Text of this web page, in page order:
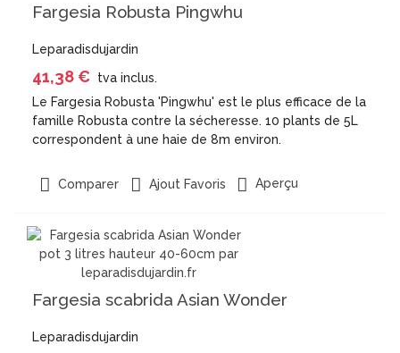
Fargesia Robusta Pingwhu
Leparadisdujardin
41,38 € tva inclus.
Le Fargesia Robusta 'Pingwhu' est le plus efficace de la
famille Robusta contre la sécheresse. 10 plants de 5L
correspondent à une haie de 8m environ.
Comparer Ajout Favoris Aperçu
Fargesia scabrida Asian Wonder
Leparadisdujardin